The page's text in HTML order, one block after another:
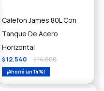
Calefon James 80L Con
Tanque De Acero
Horizontal
$ 12.540 $14.600
14